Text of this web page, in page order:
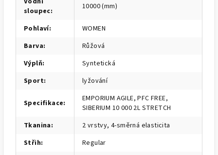
sloupec: 10000 (mm)
Pohlaví:
WOMEN
Barva:
Růžová
Výplň:
Syntetická
Sport: lyžování
Specifikace:
EMPORIUM AGILE, PFC FREE,
SIBERIUM 10 000 2L STRETCH
Tkanina:
2 vrstvy, 4-směrná elasticita
Střih: Regular